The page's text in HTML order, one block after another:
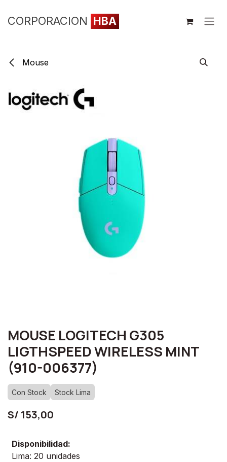
CORPORACION HBA
Mouse
MOUSE LOGITECH G305
LIGTHSPEED WIRELESS MINT
(910-006377)
Con Stock Stock Lima
S/ 153,00
Disponibilidad:
Lima: 20 unidades